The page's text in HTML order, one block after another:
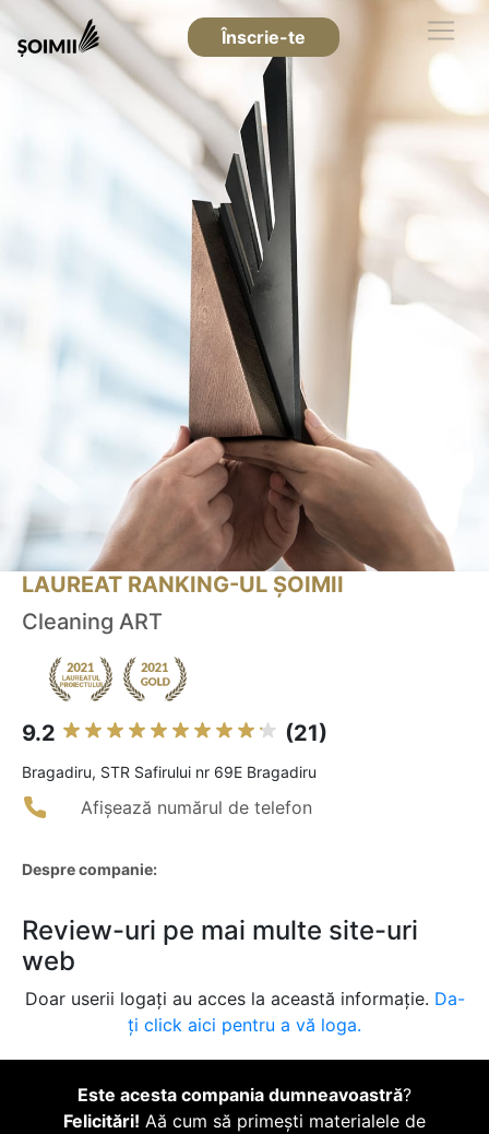
Înscrie-te
LAUREAT RANKING-UL ȘOIMII
Cleaning ART
9.2 (21)
Bragadiru, STR Safirului nr 69E Bragadiru
Afișează numărul de telefon
Despre companie:
Review-uri pe mai multe site-uri
web
Doar userii logați au acces la această informație. Da-
ți click aici pentru a vă loga.
Este acesta compania dumneavoastră?
Felicitări! Aă cum să primești materialele de